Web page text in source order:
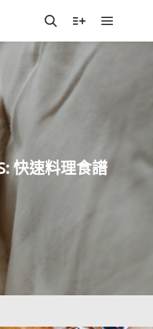
SearchMore info
Main
快速料理食譜